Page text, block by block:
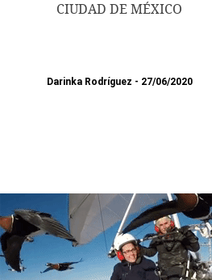
CIUDAD DE MÉXICO
Darinka Rodríguez 27/06/2020